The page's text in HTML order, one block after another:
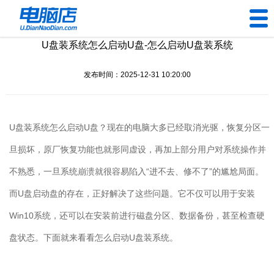
U盘工具
装机问题
电脑问题
U盘装系统怎么启动U盘-怎么启动U盘装系统
发布时间：2025-12-31 10:20:00
U盘装系统怎么启动U盘？现在的电脑大多已经取消光驱，恢复分区一
旦损坏，原厂恢复功能也就形同虚设，再加上部分用户对系统操作并
不熟悉，一旦系统崩溃就很容易陷入“进不去、修不了”的尴尬局面。
而U盘启动盘的存在，正好解决了这些问题。它不仅可以用于安装
Win10系统，还可以在安装前进行磁盘分区、数据备份，甚至检查硬
盘状态。下面就来看看怎么启动U盘装系统。